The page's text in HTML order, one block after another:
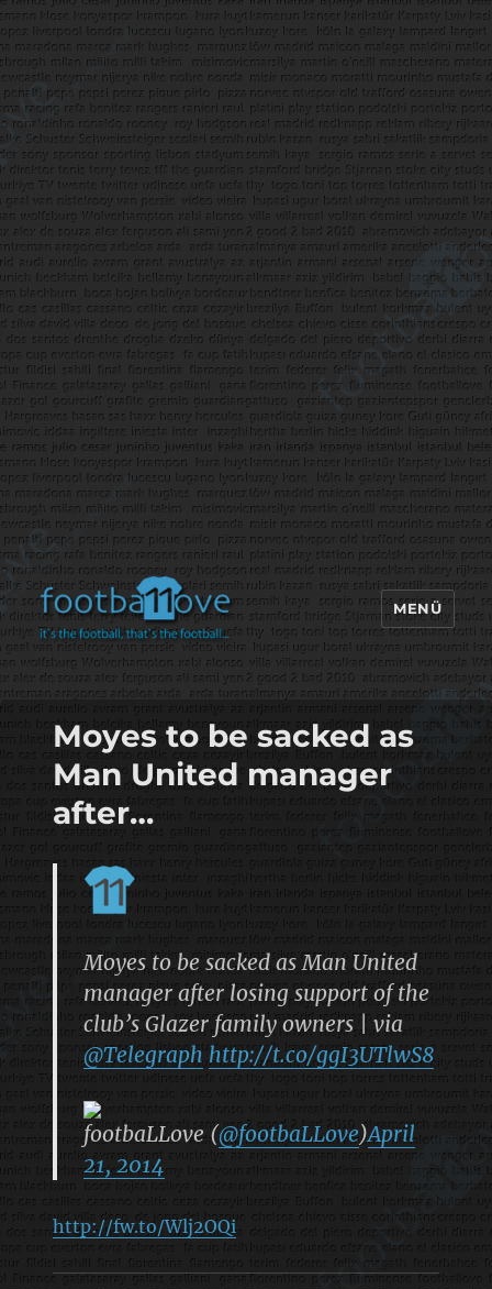
footbaLLove
MENÜ
Moyes to be sacked as
Man United manager
after…
Moyes to be sacked as Man United
manager after losing support of the
club’s Glazer family owners | via
@Telegraph http://t.co/ggI3UTlwS8
footbaLLove (@footbaLLove)April
21, 2014
http://fw.to/Wlj2OQi